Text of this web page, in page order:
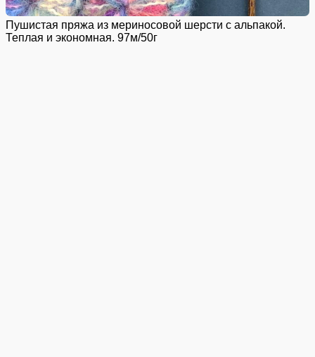
Пушистая пряжа из мериносовой шерсти с альпакой.
Теплая и экономная. 97м/50г